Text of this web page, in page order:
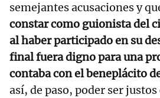
semejantes acusaciones y
constar como guionista del
al haber participado en su
final fuera digno para una
contaba con el beneplácito
así, de paso, poder ser